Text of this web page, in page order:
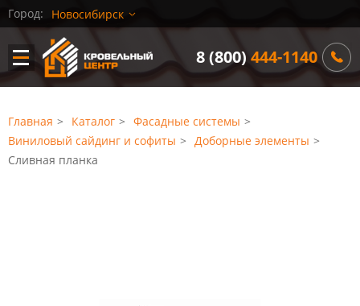
Город: Новосибирск
8 (800) 444-1140
Главная Каталог
Фасадные системы
Виниловый сайдинг и софиты
Доборные элементы
Сливная планка